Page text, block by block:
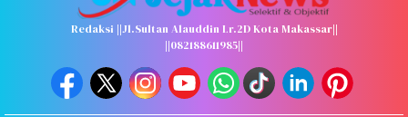
Redaksi ||Jl.Sultan Alauddin Lr.2D Kota Makassar||
||082188611985||